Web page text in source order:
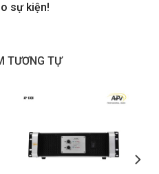
sự kiện!
TƯƠNG TỰ